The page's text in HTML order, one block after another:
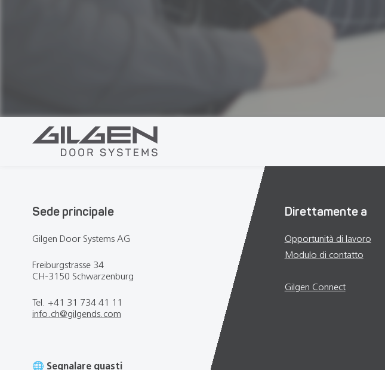
Sede principale
Gilgen Door Systems AG
Freiburgstrasse 34
CH-3150 Schwarzenburg
Tel. +41 31 734 41 11
info.ch@gilgends.com
🌐 Segnalare guasti
Direttamente a
Opportunità di lavoro
Modulo di contatto
Gilgen Connect